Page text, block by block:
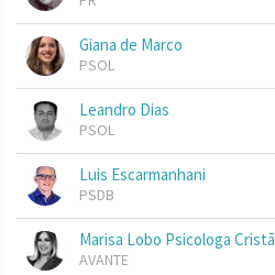
Giana de Marco
PSOL
Leandro Dias
PSOL
Luis Escarmanhani
PSDB
Marisa Lobo Psicologa Cristã
AVANTE